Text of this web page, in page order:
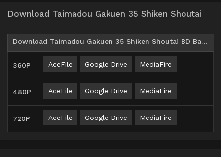
Download Taimadou Gakuen 35 Shiken Shoutai
Download Taimadou Gakuen 35 Shiken Shoutai BD Batch Subtitle Indonesia
360P AceFile Google Drive MediaFire
480P AceFile Google Drive MediaFire
720P AceFile Google Drive MediaFire